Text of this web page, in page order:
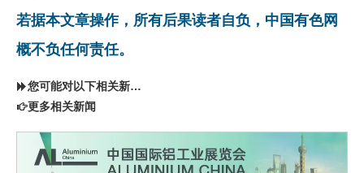
若据本文章操作，所有后果读者自负，中国有色网
概不负任何责任。
您可能对以下相关新闻同样感兴趣
更多相关新闻